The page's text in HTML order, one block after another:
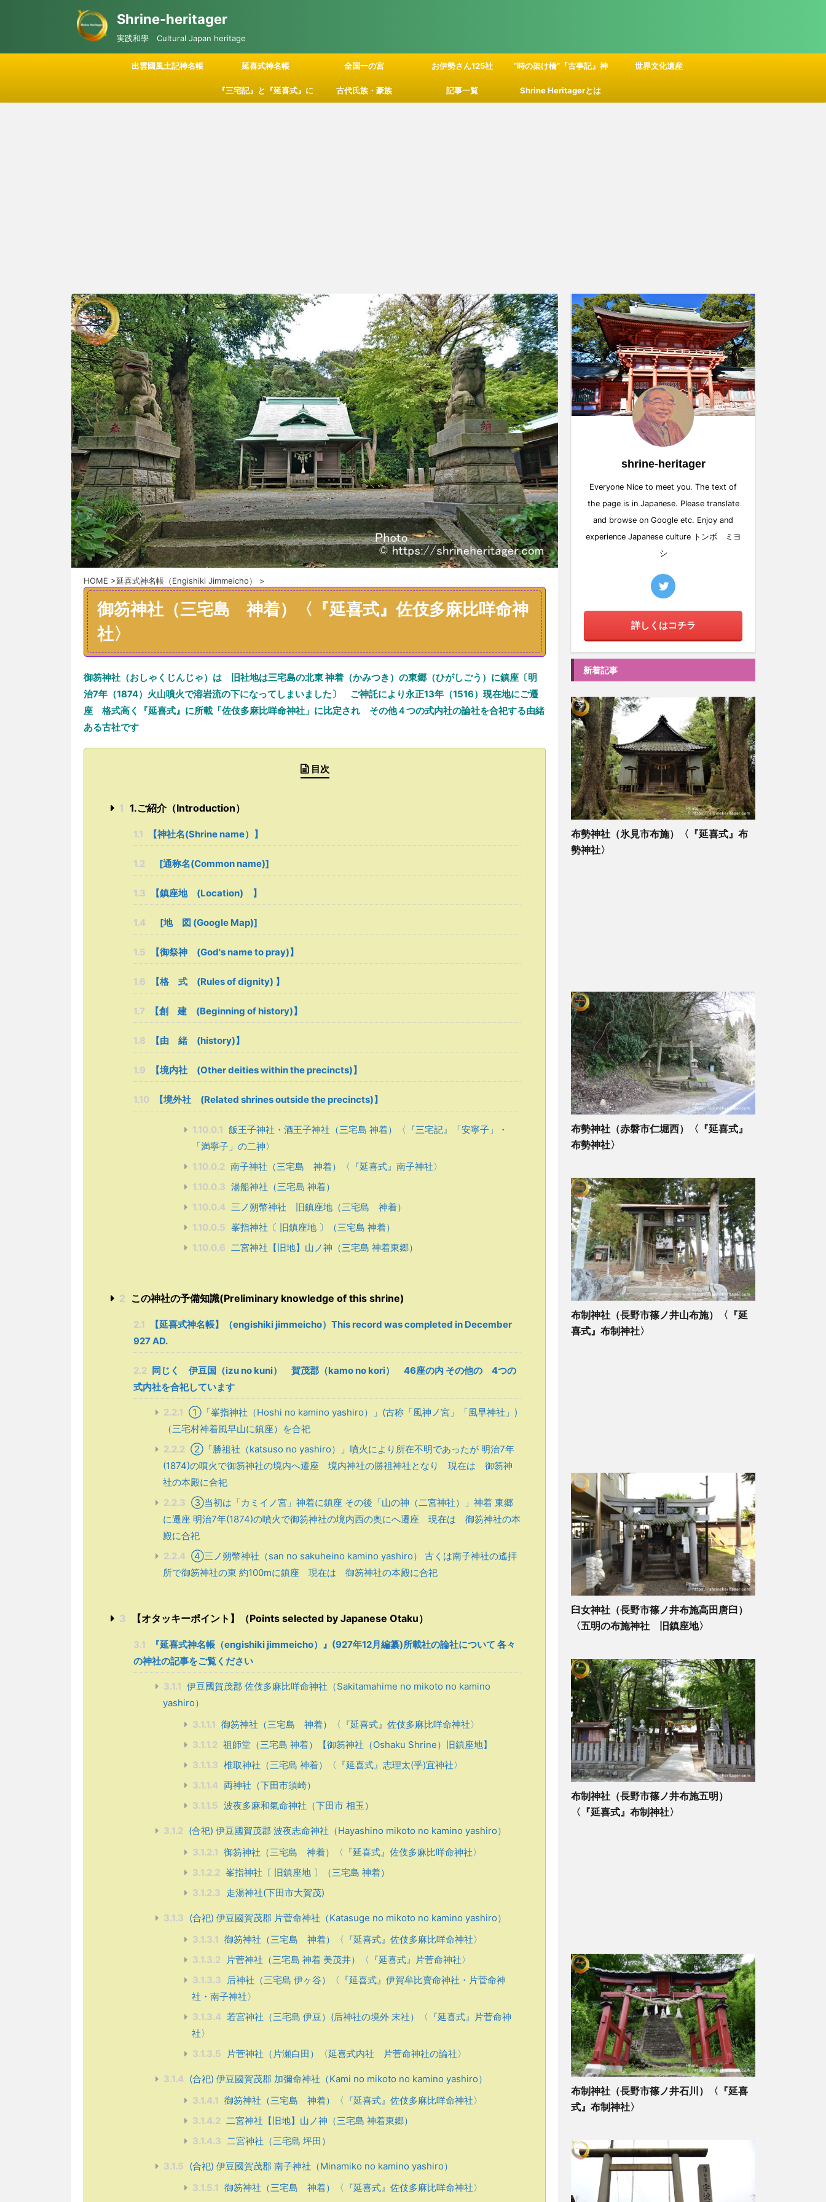
Shrine-heritager
実践和學 Cultural Japan heritage
出雲國風土記神名帳 延喜式神名帳 全国一の宮 お伊勢さん125社 ”時の架け橋”『古事記』神
話の舞台
世界文化遺産
『三宅記』と『延喜式』に 古代氏族・豪族 記事一覧 Shrine Heritagerとは
HOME >延喜式神名帳（Engishiki Jimmeicho） >
御笏神社（三宅島 神着）〈『延喜式』佐伎多麻比咩命神
社〉
御笏神社（おしゃくじんじゃ）は 旧社地は三宅島の北東 神着（かみつき）の東郷（ひがしごう）に鎮座〔明
治7年（1874）火山噴火で溶岩流の下になってしまいました〕 ご神託により永正13年（1516）現在地にご遷
座 格式高く『延喜式』に所載「佐伎多麻比咩命神社」に比定され その他４つの式内社の論社を合祀する由緒
ある古社です
目次
1 1.ご紹介（Introduction）
1.1 【神社名(Shrine name）】
1.2 [通称名(Common name)]
1.3 【鎮座地 (Location) 】
1.4 [地 図 (Google Map)]
1.5 【御祭神 (God's name to pray)】
1.6 【格 式 (Rules of dignity) 】
1.7 【創 建 (Beginning of history)】
1.8 【由 緒 (history)】
1.9 【境内社 (Other deities within the precincts)】
1.10 【境外社 (Related shrines outside the precincts)】
1.10.0.1 飯王子神社・酒王子神社（三宅島 神着）〈『三宅記』「安寧子」・
「満寧子」の二神〉
1.10.0.2 南子神社（三宅島 神着）〈『延喜式』南子神社〉
1.10.0.3 湯船神社（三宅島 神着）
1.10.0.4 三ノ朔幣神社 旧鎮座地（三宅島 神着）
1.10.0.5 峯指神社〔 旧鎮座地 〕（三宅島 神着）
1.10.0.6
二宮神社【旧地】山ノ神（三宅島 神着東郷）
2 この神社の予備知識(Preliminary knowledge of this shrine)
2.1
【延喜式神名帳】（engishiki jimmeicho）This record was completed in December
927 AD.
2.2 同じく 伊豆国（izu no kuni） 賀茂郡（kamo no kori） 46座の内 その他の 4つの
式内社を合祀しています
2.2.1 ①「峯指神社（Hoshi no kamino yashiro）」(古称「風神ノ宮」「風早神社」)
（三宅村神着風早山に鎮座）を合祀
2.2.2 ➁「勝祖社（katsuso no yashiro）」噴火により所在不明であったが 明治7年
(1874)の噴火で御笏神社の境内へ遷座 境内神社の勝祖神社となり 現在は 御笏神
社の本殿に合祀
2.2.3 ➂当初は「カミイノ宮」神着に鎮座 その後「山の神（二宮神社）」神着 東郷
に遷座 明治7年(1874)の噴火で御笏神社の境内西の奥にへ遷座 現在は 御笏神社の本
殿に合祀
2.2.4 ④三ノ朔幣神社（san no sakuheino kamino yashiro） 古くは南子神社の遙拝
所で御笏神社の東 約100mに鎮座 現在は 御笏神社の本殿に合祀
3 【オタッキーポイント】（Points selected by Japanese Otaku）
3.1
『延喜式神名帳（engishiki jimmeicho）』(927年12月編纂)所載社の論社について 各々
の神社の記事をご覧ください
3.1.1 伊豆國賀茂郡 佐伎多麻比咩命神社（Sakitamahime no mikoto no kamino
yashiro）
3.1.1.1 御笏神社（三宅島 神着）〈『延喜式』佐伎多麻比咩命神社〉
3.1.1.2 祖師堂（三宅島 神着）【御笏神社（Oshaku Shrine）旧鎮座地】
3.1.1.3 椎取神社（三宅島 神着）〈『延喜式』志理太(乎)宜神社〉
3.1.1.4 両神社（下田市須崎）
3.1.1.5 波夜多麻和氣命神社（下田市 相玉）
3.1.2 (合祀) 伊豆國賀茂郡 波夜志命神社（Hayashino mikoto no kamino yashiro）
3.1.2.1 御笏神社（三宅島 神着）〈『延喜式』佐伎多麻比咩命神社〉
3.1.2.2 峯指神社〔 旧鎮座地 〕（三宅島 神着）
3.1.2.3 走湯神社(下田市大賀茂)
3.1.3 (合祀) 伊豆國賀茂郡 片菅命神社（Katasuge no mikoto no kamino yashiro）
3.1.3.1 御笏神社（三宅島 神着）〈『延喜式』佐伎多麻比咩命神社〉
3.1.3.2
片菅神社（三宅島 神着 美茂井）〈『延喜式』片菅命神社〉
3.1.3.3
后神社（三宅島 伊ヶ谷）〈『延喜式』伊賀牟比賣命神社・片菅命神
社・南子神社〉
3.1.3.4 若宮神社（三宅島 伊豆）(后神社の境外 末社）〈『延喜式』片菅命神
社〉
3.1.3.5
片菅神社（片瀬白田）〈延喜式内社 片菅命神社の論社〉
3.1.4 (合祀) 伊豆國賀茂郡 加彌命神社（Kami no mikoto no kamino yashiro）
3.1.4.1 御笏神社（三宅島 神着）〈『延喜式』佐伎多麻比咩命神社〉
3.1.4.2
二宮神社【旧地】山ノ神（三宅島 神着東郷）
3.1.4.3
二宮神社（三宅島 坪田）
3.1.5 (合祀) 伊豆國賀茂郡 南子神社（Minamiko no kamino yashiro）
3.1.5.1 御笏神社（三宅島 神着）〈『延喜式』佐伎多麻比咩命神社〉
shrine-heritager
Everyone Nice to meet you. The text of
the page is in Japanese. Please translate
and browse on Google etc. Enjoy and
experience Japanese culture トンボ ミヨ
シ
詳しくはコチラ
新着記事
布勢神社（氷見市布施）〈『延喜式』布
勢神社〉
布勢神社（赤磐市仁堀西）〈『延喜式』
布勢神社〉
布制神社（長野市篠ノ井山布施）〈『延
喜式』布制神社〉
臼女神社（長野市篠ノ井布施高田唐臼）
〈五明の布施神社 旧鎮座地〉
布制神社（長野市篠ノ井布施五明）
〈『延喜式』布制神社〉
布制神社（長野市篠ノ井石川）〈『延喜
式』布制神社〉